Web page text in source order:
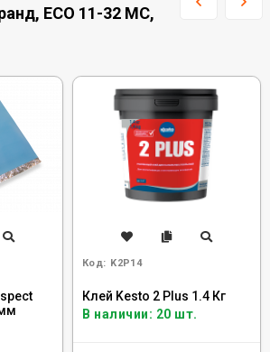
ECO 11-32 MC,
Код: K2P14
Клей Kesto 2 Plus 1.4 Кг
В наличии: 20 шт.